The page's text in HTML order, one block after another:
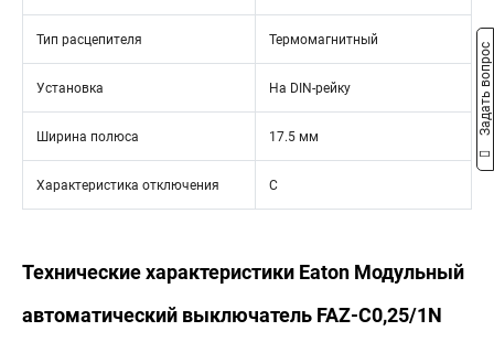
Тип расцепителя Термомагнитный
Установка На DIN-рейку
Ширина полюса 17.5 мм
Характеристика отключения C
Технические характеристики Eaton Модульный
автоматический выключатель FAZ-C0,25/1N
Задать вопрос